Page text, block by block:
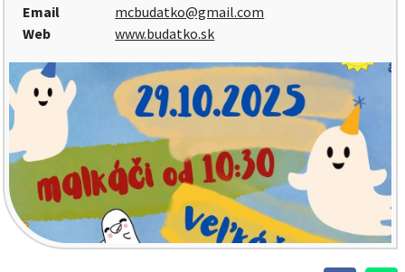
Email
mcbudatko@gmail.com
Web
www.budatko.sk